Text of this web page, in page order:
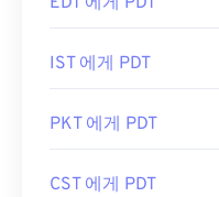
IST 에게 PDT
PKT 에게 PDT
CST 에게 PDT